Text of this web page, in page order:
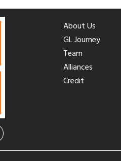
About Us
GL Journey
Team
Alliances
Credit